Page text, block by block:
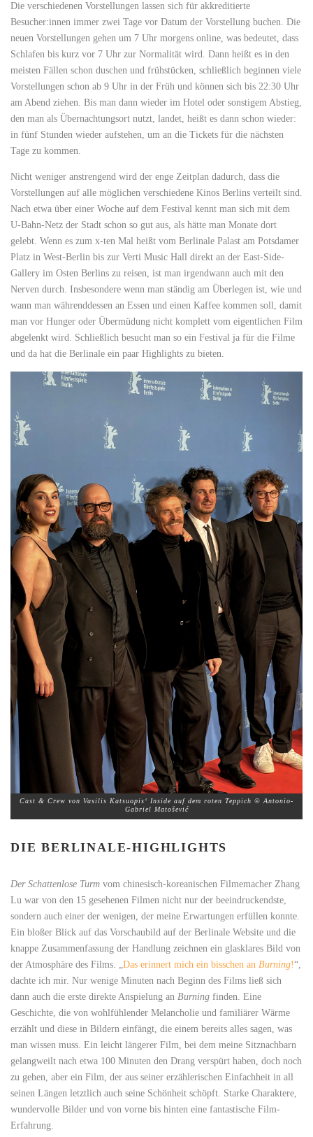
Die verschiedenen Vorstellungen lassen sich für akkreditierte
Besucher:innen immer zwei Tage vor Datum der Vorstellung buchen. Die
neuen Vorstellungen gehen um 7 Uhr morgens online, was bedeutet, dass
Schlafen bis kurz vor 7 Uhr zur Normalität wird. Dann heißt es in den
meisten Fällen schon duschen und frühstücken, schließlich beginnen viele
Vorstellungen schon ab 9 Uhr in der Früh und können sich bis 22:30 Uhr
am Abend ziehen. Bis man dann wieder im Hotel oder sonstigem Abstieg,
den man als Übernachtungsort nutzt, landet, heißt es dann schon wieder:
in fünf Stunden wieder aufstehen, um an die Tickets für die nächsten
Tage zu kommen.
Nicht weniger anstrengend wird der enge Zeitplan dadurch, dass die
Vorstellungen auf alle möglichen verschiedene Kinos Berlins verteilt sind.
Nach etwa über einer Woche auf dem Festival kennt man sich mit dem
U-Bahn-Netz der Stadt schon so gut aus, als hätte man Monate dort
gelebt. Wenn es zum x-ten Mal heißt vom Berlinale Palast am Potsdamer
Platz in West-Berlin bis zur Verti Music Hall direkt an der East-Side-
Gallery im Osten Berlins zu reisen, ist man irgendwann auch mit den
Nerven durch. Insbesondere wenn man ständig am Überlegen ist, wie und
wann man währenddessen an Essen und einen Kaffee kommen soll, damit
man vor Hunger oder Übermüdung nicht komplett vom eigentlichen Film
abgelenkt wird. Schließlich besucht man so ein Festival ja für die Filme
und da hat die Berlinale ein paar Highlights zu bieten.
Cast & Crew von Vasilis Katsuopis‘ Inside auf dem roten Teppich © Antonio-
Gabriel Matošević
DIE BERLINALE-HIGHLIGHTS
Der Schattenlose Turm vom chinesisch-koreanischen Filmemacher Zhang
Lu war von den 15 gesehenen Filmen nicht nur der beeindruckendste,
sondern auch einer der wenigen, der meine Erwartungen erfüllen konnte.
Ein bloßer Blick auf das Vorschaubild auf der Berlinale Website und die
knappe Zusammenfassung der Handlung zeichnen ein glasklares Bild von
der Atmosphäre des Films. „Das erinnert mich ein bisschen an Burning!“,
dachte ich mir. Nur wenige Minuten nach Beginn des Films ließ sich
dann auch die erste direkte Anspielung an Burning finden. Eine
Geschichte, die von wohlfühlender Melancholie und familiärer Wärme
erzählt und diese in Bildern einfängt, die einem bereits alles sagen, was
man wissen muss. Ein leicht längerer Film, bei dem meine Sitznachbarn
gelangweilt nach etwa 100 Minuten den Drang verspürt haben, doch noch
zu gehen, aber ein Film, der aus seiner erzählerischen Einfachheit in all
seinen Längen letztlich auch seine Schönheit schöpft. Starke Charaktere,
wundervolle Bilder und von vorne bis hinten eine fantastische Film-
Erfahrung.